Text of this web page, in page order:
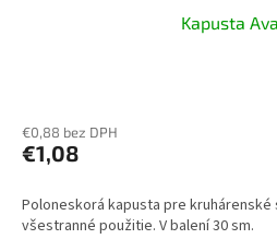
Kapusta
€0,88 bez DPH
€1,08
Poloneskorá kapusta pre kruhárenské
všestranné použitie. V balení 30 sm.